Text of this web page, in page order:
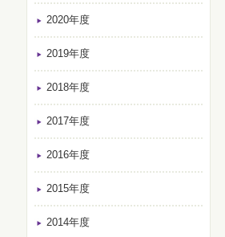
2020年度
2019年度
2018年度
2017年度
2016年度
2015年度
2014年度